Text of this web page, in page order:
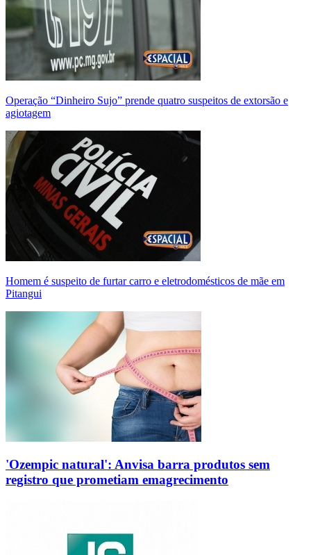
Operação “Dinheiro Sujo” prende quatro suspeitos de extorsão e
agiotagem
Homem é suspeito de furtar carro e eletrodomésticos de mãe em
Pitangui
'Ozempic natural': Anvisa barra produtos sem
registro que prometiam emagrecimento